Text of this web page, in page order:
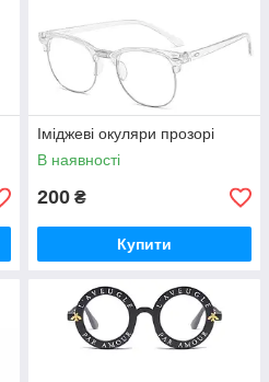
Іміджеві окуляри прозорі
В наявності
200 ₴
Купити